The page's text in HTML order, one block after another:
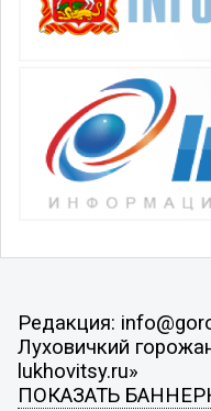
Редакция:
Луховичкий
lukhovitsy.ru»
ПОКАЗАТЬ